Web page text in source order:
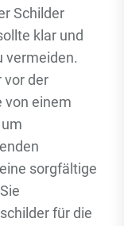
Schilder
klar und
vermeiden.
vor der
von einem
sorgfältige
für die